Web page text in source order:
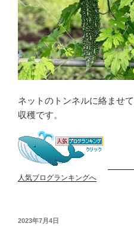
ネットのトンネルに絡ませ
収穫です。
人気ブログランキングへ
投
2023年7月4日